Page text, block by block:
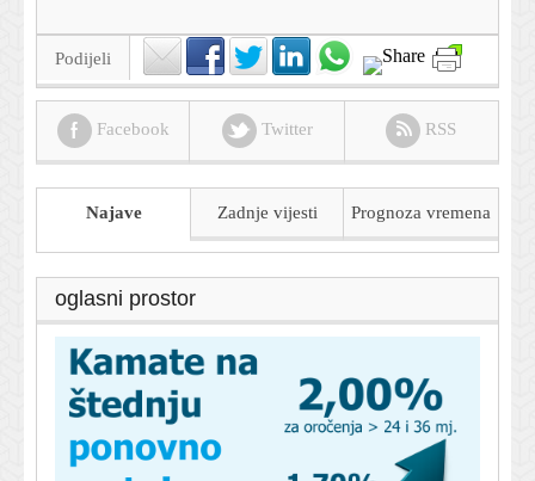
Podijeli
Facebook Twitter RSS
Najave Zadnje vijesti Prognoza vremena
oglasni prostor